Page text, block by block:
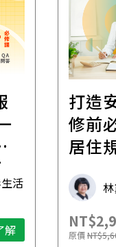
活
解
打造
修前
居住
原價